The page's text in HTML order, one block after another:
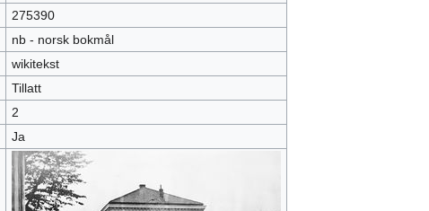
275390
nb - norsk bokmål
wikitekst
Tillatt
2
Ja